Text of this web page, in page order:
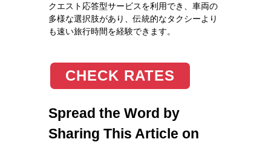
クエスト応答型サービスを利用でき、車両の
多様な選択肢があり、伝統的なタクシーより
も速い旅行時間を経験できます。
CHECK RATES
Spread the Word by
Sharing This Article on